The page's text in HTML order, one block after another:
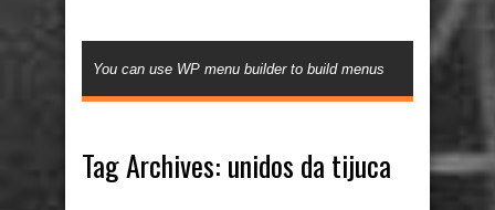
You can use WP menu builder to build menus
Tag Archives: unidos da tijuca